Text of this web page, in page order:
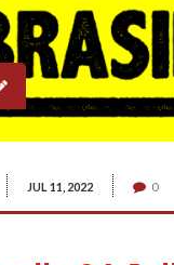
JUL 11, 2022 0